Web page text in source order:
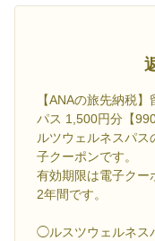
【ANAの旅先納税
パス 1,500円分【
ルツウェルネスパ
子クーポンです。
有効期限は電子クー
2年間です。
◯ルスツウェルネス